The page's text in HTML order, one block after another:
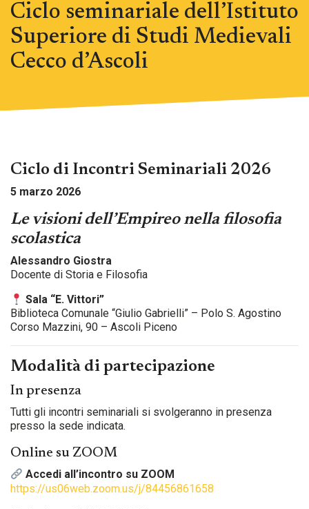
Ciclo seminariale dell’Istituto
Superiore di Studi Medievali
Cecco d’Ascoli
Ciclo di Incontri Seminariali 2026
5 marzo 2026
Le visioni dell’Empireo nella filosofia
scolastica
Alessandro Giostra
Docente di Storia e Filosofia
Sala “E. Vittori”
Biblioteca Comunale “Giulio Gabrielli” – Polo S. Agostino
Corso Mazzini, 90 – Ascoli Piceno
Modalità di partecipazione
In presenza
Tutti gli incontri seminariali si svolgeranno in presenza
presso la sede indicata.
Online su ZOOM
Accedi all’incontro su ZOOM
https://us06web.zoom.us/j/84456861658